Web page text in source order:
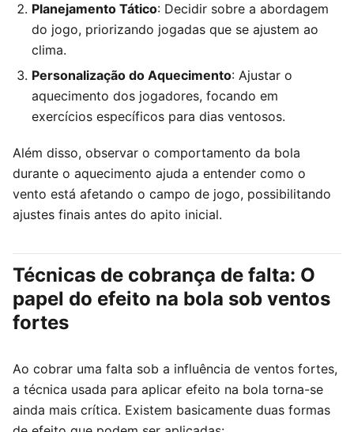
Planejamento Tático: Decidir sobre a abordagem
do jogo, priorizando jogadas que se ajustem ao
clima.
Personalização do Aquecimento: Ajustar o
aquecimento dos jogadores, focando em
exercícios específicos para dias ventosos.
Além disso, observar o comportamento da bola
durante o aquecimento ajuda a entender como o
vento está afetando o campo de jogo, possibilitando
ajustes finais antes do apito inicial.
Técnicas de cobrança de falta: O
papel do efeito na bola sob ventos
fortes
Ao cobrar uma falta sob a influência de ventos fortes,
a técnica usada para aplicar efeito na bola torna-se
ainda mais crítica. Existem basicamente duas formas